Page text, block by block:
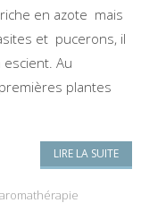
en azote mais
et pucerons, il
Au
plantes
LIRE LA SUITE